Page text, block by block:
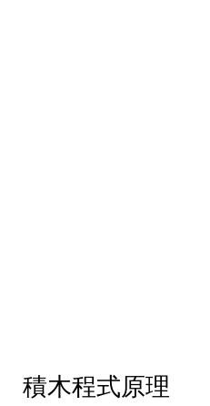
積木程式原理